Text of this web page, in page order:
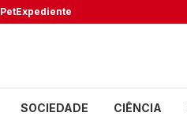
PetExpediente
SOCIEDADE CIÊNCIA